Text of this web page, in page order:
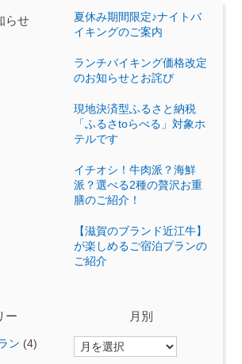
らせ
夏休み期間限定♪ナイトバ
イキングのご案内
ランチバイキング価格改定
のお知らせとお詫び
現地決済型ふるさと納税
「ふるさtoらべる」対象ホ
テルです
イチオシ！牛肉派？海鮮
派？選べる2種の贅沢お重
膳のご紹介！
【滋賀のブランド近江牛】
が楽しめるご宿泊プランの
ご紹介
ー
ン (4)
月別